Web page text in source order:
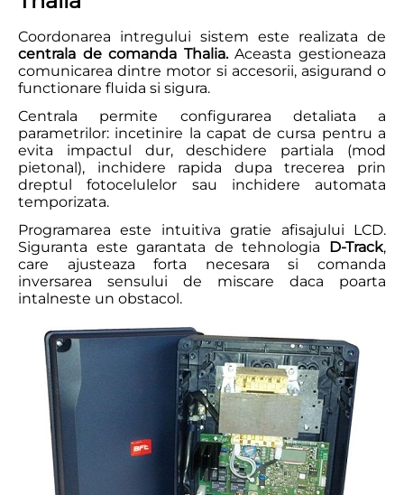
Coordonarea intregului sistem este realizata de
centrala de comanda Thalia.Aceasta gestioneaza
comunicarea dintre motor si accesorii, asigurand o
functionare fluida si sigura.
Centrala permite configurarea detaliata a
parametrilor: incetinire la capat de cursa pentru a
evita impactul dur, deschidere partiala (mod
pietonal), inchidere rapida dupa trecerea prin
dreptul fotocelulelor sau inchidere automata
temporizata.
Programarea este intuitiva gratie afisajului LCD.
Siguranta este garantata de tehnologia D-Track,
care ajusteaza forta necesara si comanda
inversarea sensului de miscare daca poarta
intalneste un obstacol.